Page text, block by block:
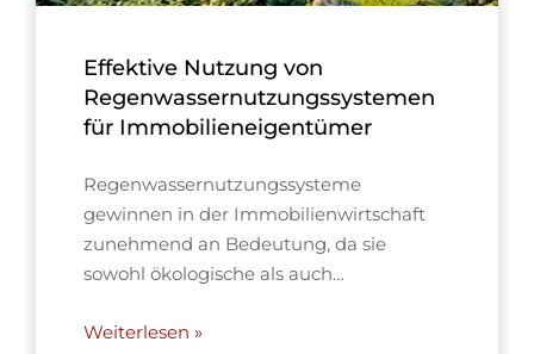
Effektive Nutzung von
Regenwassernutzungssystemen
für Immobilieneigentümer
Regenwassernutzungssysteme
gewinnen in der Immobilienwirtschaft
zunehmend an Bedeutung, da sie
sowohl ökologische als auch…
Weiterlesen »